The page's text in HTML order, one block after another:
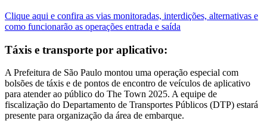
Clique aqui e confira as vias monitoradas, interdições, alternativas e
como funcionarão as operações entrada e saída
Táxis e transporte por aplicativo:
A Prefeitura de São Paulo montou uma operação especial com
bolsões de táxis e de pontos de encontro de veículos de aplicativo
para atender ao público do The Town 2025. A equipe de
fiscalização do Departamento de Transportes Públicos (DTP) estará
presente para organização da área de embarque.